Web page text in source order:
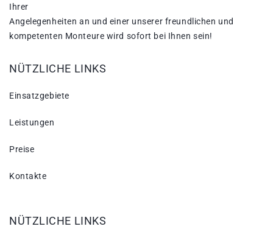
Ihrer
Angelegenheiten an und einer unserer freundlichen und
kompetenten Monteure wird sofort bei Ihnen sein!
NÜTZLICHE LINKS
Einsatzgebiete
Leistungen
Preise
Kontakte
NÜTZLICHE LINKS